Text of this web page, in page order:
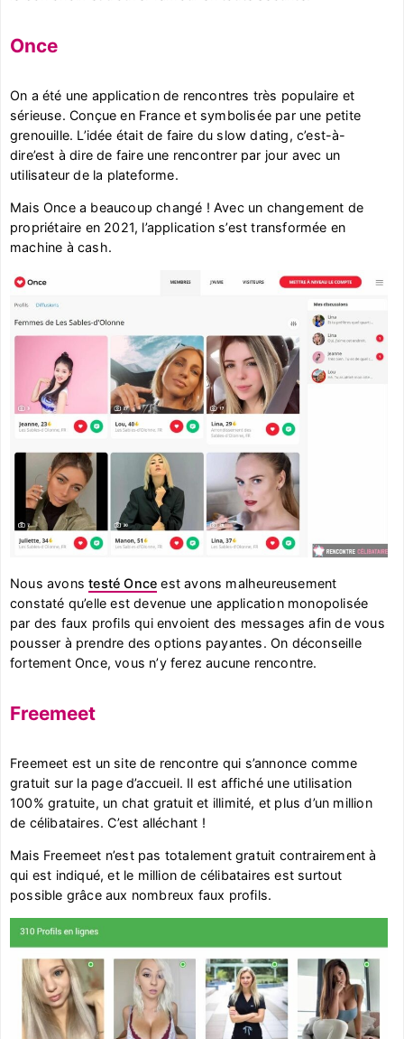
Once
On a été une application de rencontres très populaire et
sérieuse. Conçue en France et symbolisée par une petite
grenouille. L’idée était de faire du slow dating, c’est-à-
dire’est à dire de faire une rencontrer par jour avec un
utilisateur de la plateforme.
Mais Once a beaucoup changé ! Avec un changement de
propriétaire en 2021, l’application s’est transformée en
machine à cash.
Nous avonstesté Once est avons malheureusement
constaté qu’elle est devenue une application monopolisée
par des faux profils qui envoient des messages afin de vous
pousser à prendre des options payantes. On déconseille
fortement Once, vous n’y ferez aucune rencontre.
Freemeet
Freemeet est un site de rencontre qui s’annonce comme
gratuit sur la page d’accueil. Il est affiché une utilisation
100% gratuite, un chat gratuit et illimité, et plus d’un million
de célibataires. C’est alléchant !
Mais Freemeet n’est pas totalement gratuit contrairement à
qui est indiqué, et le million de célibataires est surtout
possible grâce aux nombreux faux profils.